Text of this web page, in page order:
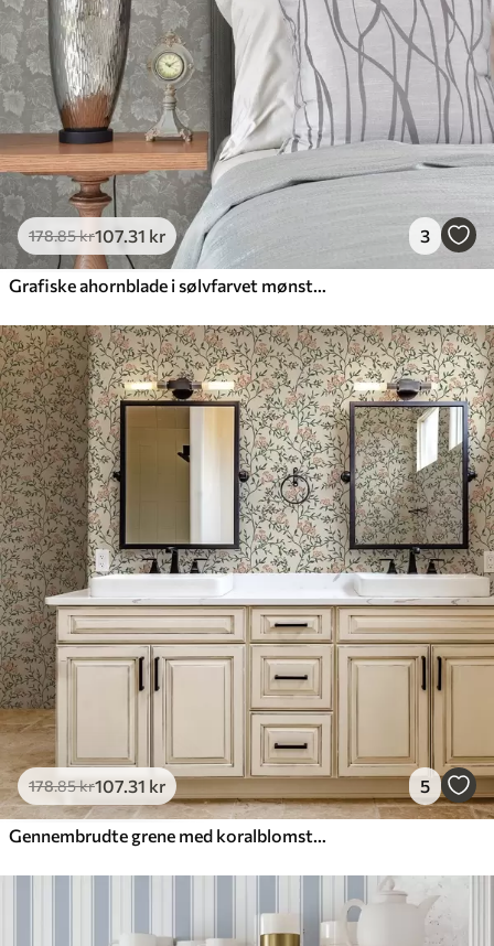
178.85kr107.31 kr 3
Grafiske ahornblade i sølvfarvet mønster på grå baggrund
178.85kr107.31 kr 5
Gennembrudte grene med koralblomster, blomstermønster